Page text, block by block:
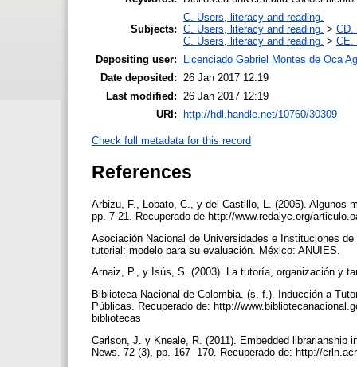
Subjects:
C. Users, literacy and reading.
C. Users, literacy and reading. > CD.
C. Users, literacy and reading. > CE.
Depositing user:
Licenciado Gabriel Montes de Oca
Date deposited:
26 Jan 2017 12:19
Last modified:
26 Jan 2017 12:19
URI:
http://hdl.handle.net/10760/30309
Check full metadata for this record
References
Arbizu, F., Lobato, C., y del Castillo, L. (2005). Algunos
pp. 7-21. Recuperado de http://www.redalyc.org/
Asociación Nacional de Universidades e Instituciones
tutorial: modelo para su evaluación. México: ANUIES.
Arnaiz, P., y Isús, S. (2003). La tutoría, organización y
Biblioteca Nacional de Colombia. (s. f.). Inducción a
Públicas. Recuperado de: http://
bibliotecas
Carlson, J. y Kneale, R. (2011). Embedded librarianship
News. 72 (3), pp. 167- 170. Recuperado de: http://